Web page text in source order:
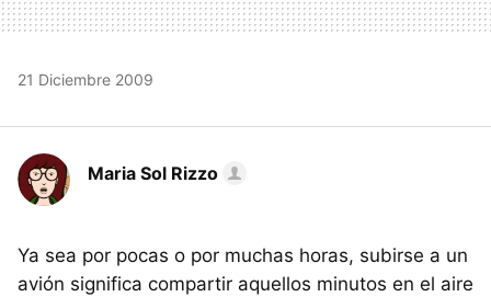
21 Diciembre 2009
Maria Sol Rizzo
Ya sea por pocas o por muchas horas, subirse a un
avión significa compartir aquellos minutos en el aire